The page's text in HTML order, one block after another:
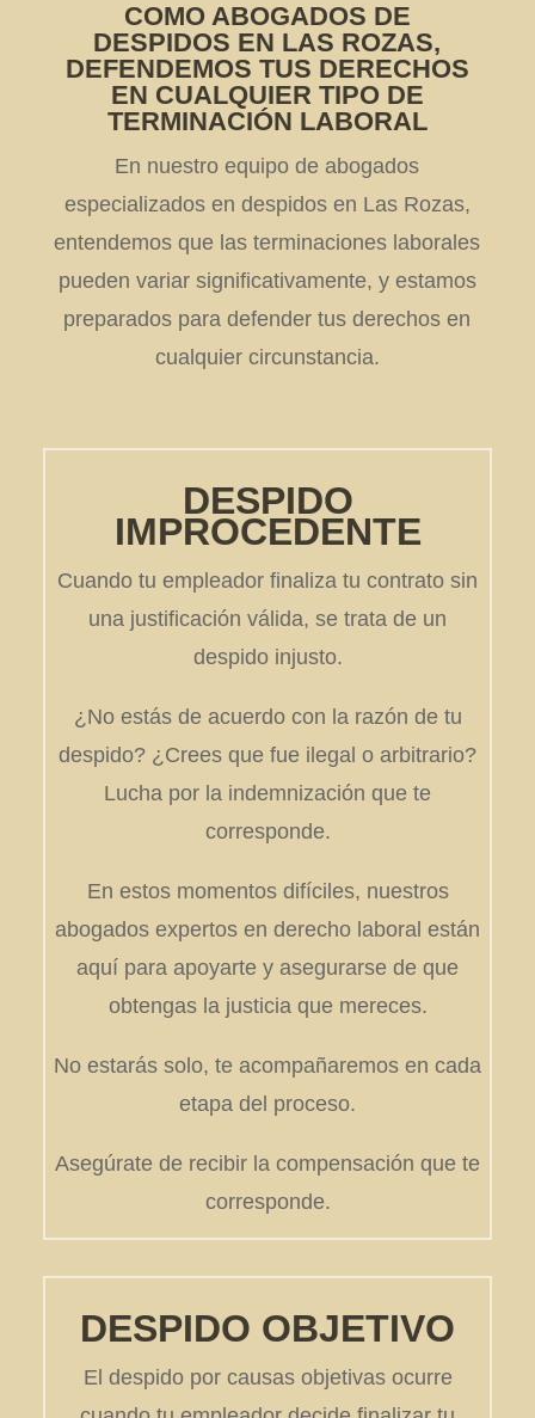
COMO ABOGADOS DE
DESPIDOS EN LAS ROZAS,
DEFENDEMOS TUS DERECHOS
EN CUALQUIER TIPO DE
TERMINACIÓN LABORAL
En nuestro equipo de abogados
especializados en despidos en Las Rozas,
entendemos que las terminaciones laborales
pueden variar significativamente, y estamos
preparados para defender tus derechos en
cualquier circunstancia.
DESPIDO
IMPROCEDENTE
Cuando tu empleador finaliza tu contrato sin
una justificación válida, se trata de un
despido injusto.
¿No estás de acuerdo con la razón de tu
despido? ¿Crees que fue ilegal o arbitrario?
Lucha por la indemnización que te
corresponde.
En estos momentos difíciles, nuestros
abogados expertos en derecho laboral están
aquí para apoyarte y asegurarse de que
obtengas la justicia que mereces.
No estarás solo, te acompañaremos en cada
etapa del proceso.
Asegúrate de recibir la compensación que te
corresponde.
DESPIDO OBJETIVO
El despido por causas objetivas ocurre